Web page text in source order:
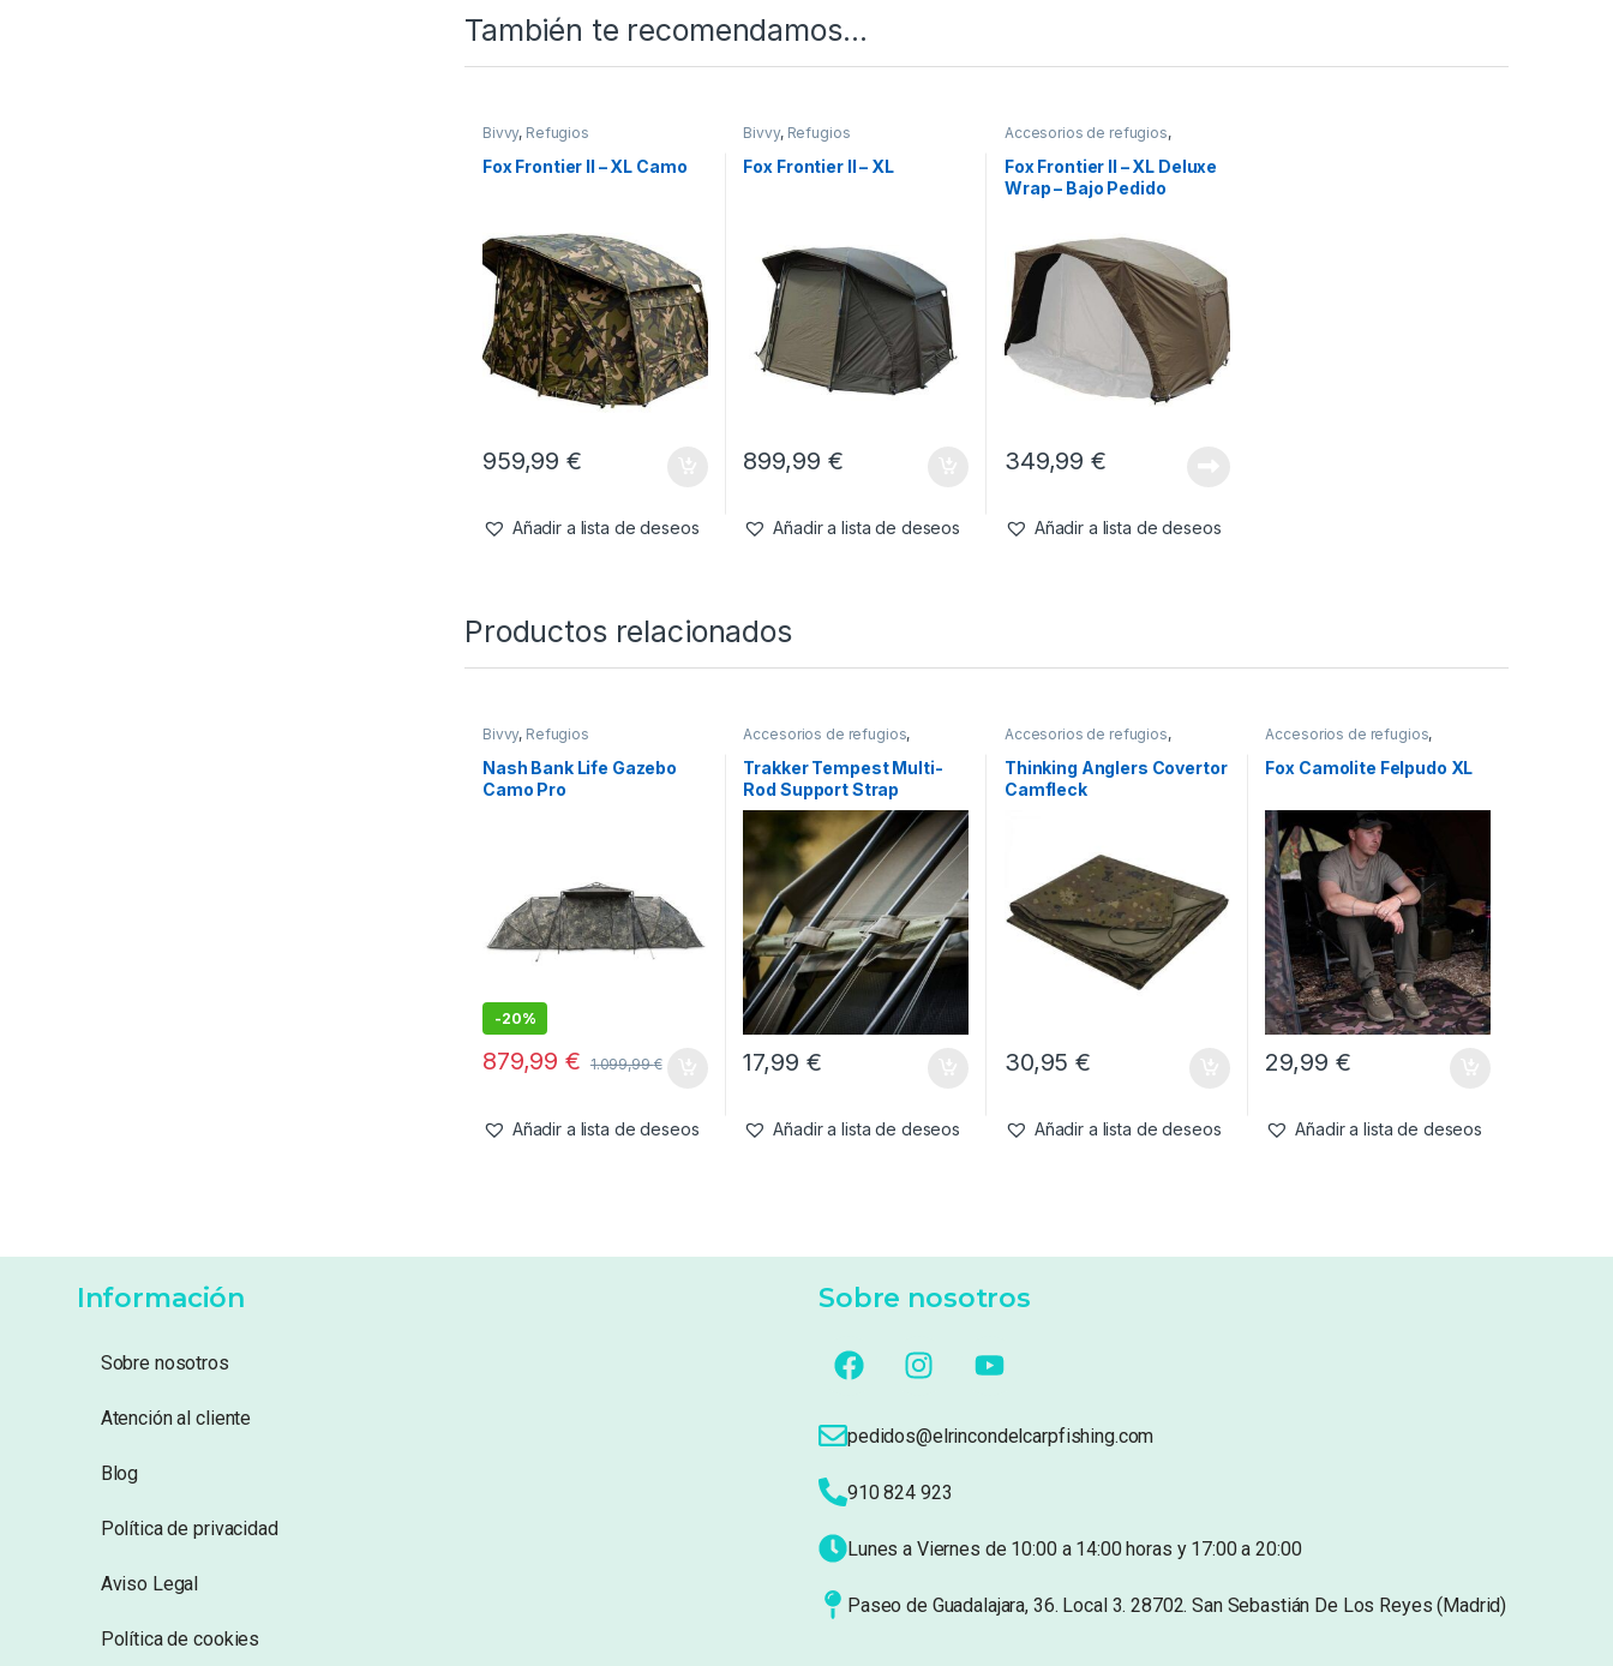
También te recomendamos…
Bivvy, Refugios
Fox Frontier II – XL Camo
959,99€
Añadir a lista de deseos
Bivvy, Refugios
Fox Frontier II – XL
899,99 €
Añadir a lista de deseos
Accesorios de refugios,
Fox Frontier II – XL Deluxe
Wrap – Bajo Pedido
349,99€
Añadir a lista de deseos
Productos relacionados
Bivvy, Refugios
Nash Bank Life Gazebo
Camo Pro
-20%
879,99€ 1.099,99€
Añadir a lista de deseos
Accesorios de refugios,
Trakker Tempest Multi-
Rod Support Strap
17,99 €
Añadir a lista de deseos
Accesorios de refugios,
Thinking Anglers Covertor
Camfleck
30,95€
Añadir a lista de deseos
Accesorios de refugios,
Fox Camolite Felpudo XL
29,99 €
Añadir a lista de deseos
Información
Sobre nosotros
Atención al cliente
Blog
Política de privacidad
Aviso Legal
Política de cookies
Sobre nosotros
pedidos@elrincondelcarpfishing.com
910 824 923
Lunes a Viernes de 10:00 a 14:00 horas y 17:00 a 20:00
Paseo de Guadalajara, 36. Local 3. 28702. San Sebastián De Los Reyes (Madrid)